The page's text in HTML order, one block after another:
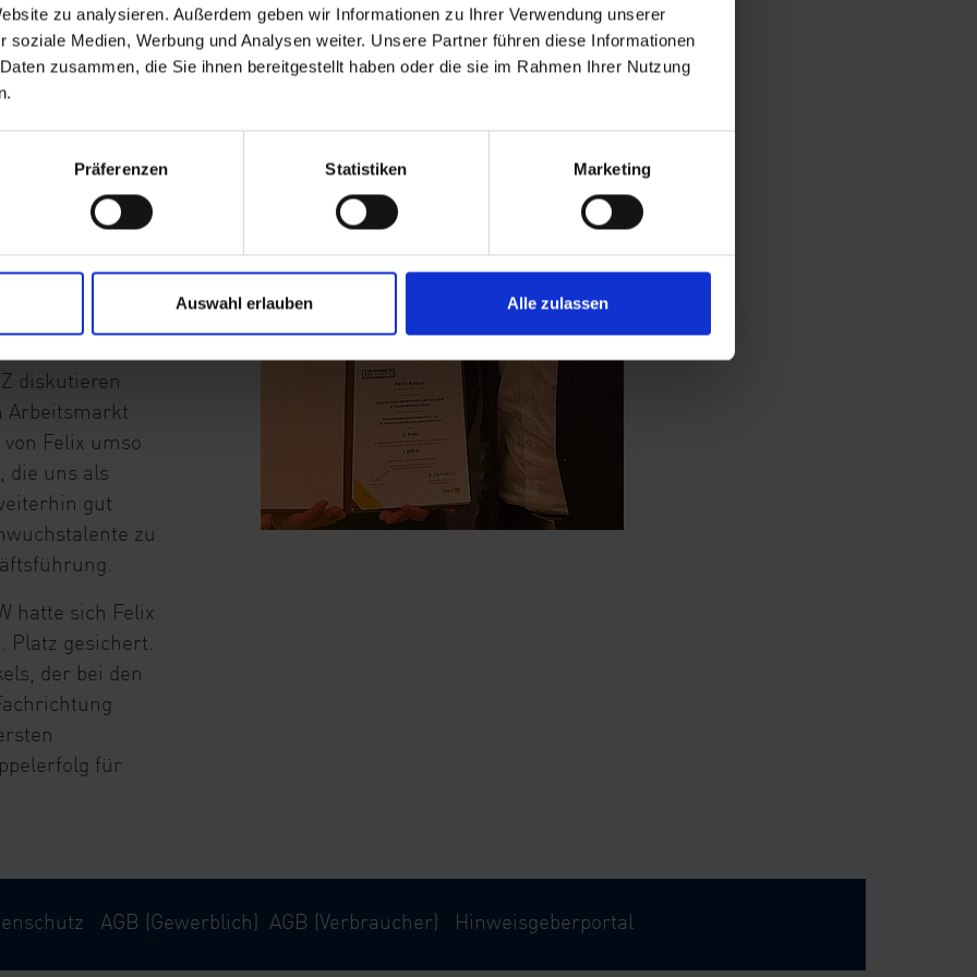
zu analysieren. Außerdem geben wir Informationen zu Ihrer Verwendung unserer
soziale Medien, Werbung und Analysen weiter. Unsere Partner führen diese Informationen
zusammen, die Sie ihnen bereitgestellt haben oder die sie im Rahmen Ihrer Nutzung
Präferenzen Statistiken Marketing
Auswahl erlauben Alle zulassen
CEO
ihm für
ein Ticket
inklusive
Prokurist
Meister zum
„Wir
als
In einer
diskutieren
Arbeitsmarkt
Felix umso
die uns als
gut
zu
hatte sich Felix
gesichert.
der bei den
für
AGB (Gewerblich) AGB (Verbraucher) Hinweisgeberportal